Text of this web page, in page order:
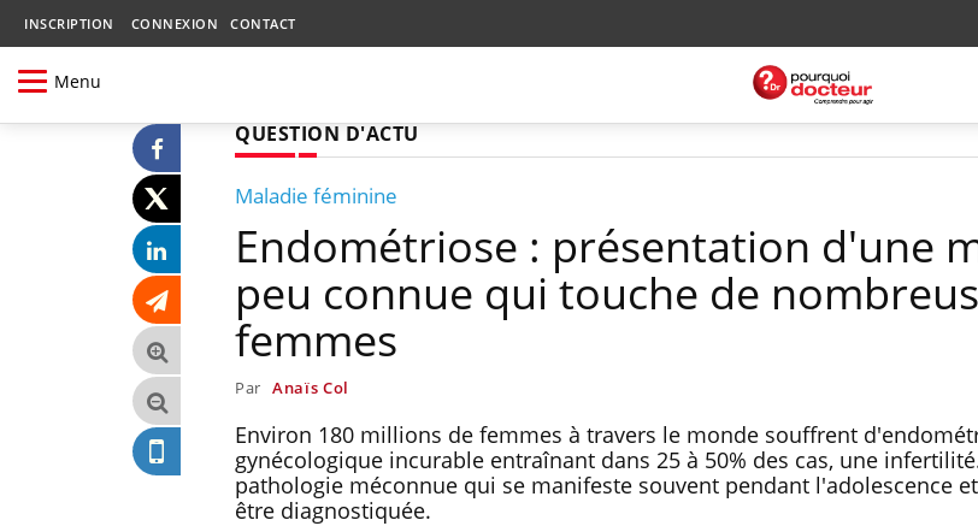
INSCRIPTION CONNEXION CONTACT
Menu
QUESTION D'ACTU
Maladie féminine
Endométriose : présentation d'une
peu connue qui touche de
femmes
Par Anaïs Col
Environ 180 millions de femmes à travers le monde souffrent
gynécologique incurable entraînant dans 25 à 50% des cas, une
pathologie méconnue qui se manifeste souvent pendant l'adolescence
être diagnostiquée.